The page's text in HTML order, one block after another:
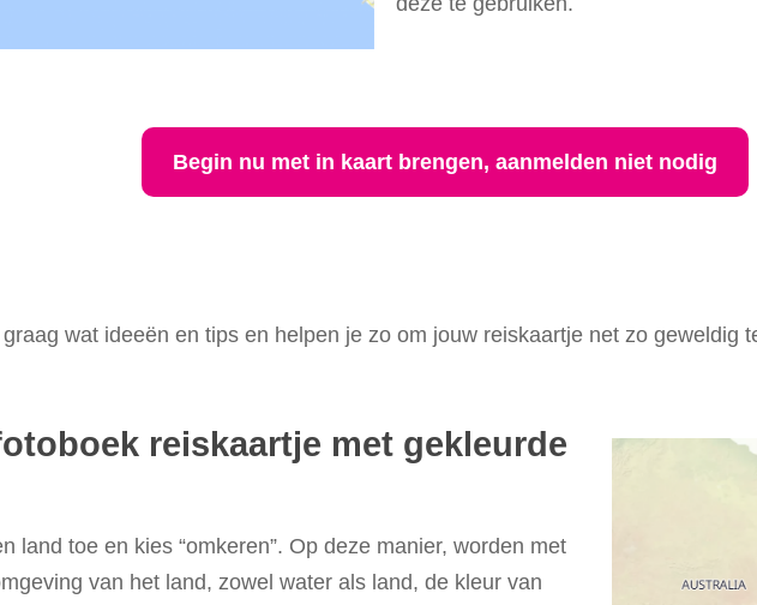
Begin nu met in kaart brengen, aanmelden niet nodig
wat ideeën en tips en helpen je zo om jouw reiskaartje net zo geweldig
reiskaartje met gekleurde
land toe en kies “omkeren”. Op deze manier, worden met
van het land, zowel water als land, de kleur van